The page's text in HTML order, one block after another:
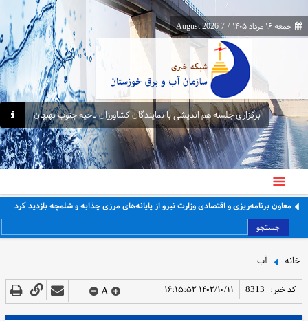
جمعه ۱۶ مرداد ۱۴۰۵ /
7 August 2026
برگزاری جلسه هم اندیشی با نمایندگان کشاورزان ناحیه جنوب بهبهان
معاون برنامه‌ریزی و اقتصادی وزارت نیرو از پایانه‌های مرزی چذابه و شلمچه بازدید کرد
جستجو
خانه آب
کد خبر: 8313 ۱۴۰۲/۱۰/۱۱ ۱۶:۱۵:۵۲ A